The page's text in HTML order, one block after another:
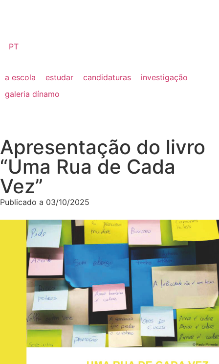
PT
a escola estudar candidaturas
investigação
galeria dínamo
Apresentação do livro
“Uma Rua de Cada
Vez”
Publicado a 03/10/2025